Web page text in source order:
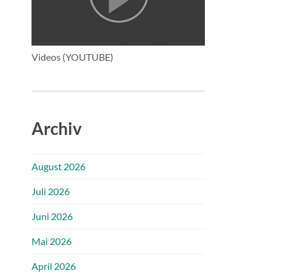
Videos (YOUTUBE)
Archiv
August 2026
Juli 2026
Juni 2026
Mai 2026
April 2026